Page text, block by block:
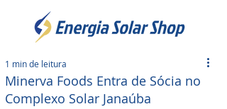
Minerva Foods Entra de Sócia no
Complexo Solar Janaúba
1 min de leitura